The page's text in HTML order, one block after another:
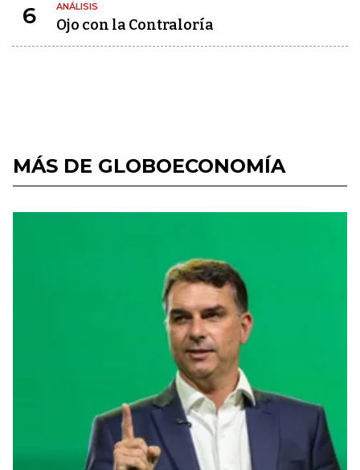
6 ANÁLISIS
Ojo con la Contraloría
MÁS DE GLOBOECONOMÍA